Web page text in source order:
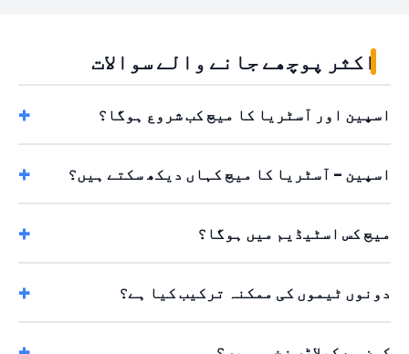
اکثر پوچھے جانے والے سوالات
اسپین اور آسٹریا کا میچ کب شروع ہوگا؟
اسپین – آسٹریا کا میچ کہاں دیکھ سکتے ہیں؟
میچ کس اسٹیڈیم میں ہوگا؟
دونوں ٹیموں کی ممکنہ ترکیب کیا ہے؟